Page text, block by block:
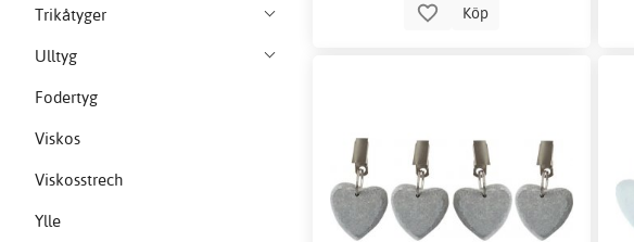
Trikåtyger
Ulltyg
Fodertyg
Viskos
Viskosstrech
Ylle
Köp